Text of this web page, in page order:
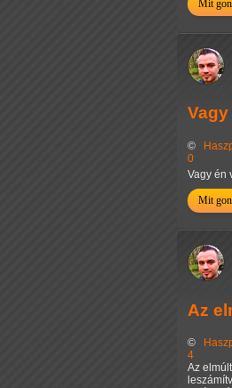
Mit
©
0
Vagy én
Mit
Az
©
4
Az